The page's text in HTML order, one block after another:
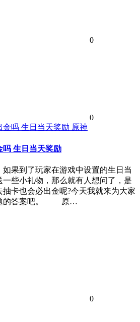
0
0
原神
吗 生日当天奖励
果到了玩家在游戏中设置的生日当
一些小礼物，那么就有人想问了，是
卡也会必出金呢?今天我就来为大家
题的答案吧。 原…
0